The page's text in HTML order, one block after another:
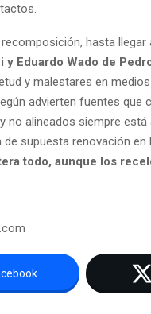
hasta
y Eduardo Wado de
y malestares en
advierten fuentes que
no alineados siempre
de supuesta renovación
todo, aunque los